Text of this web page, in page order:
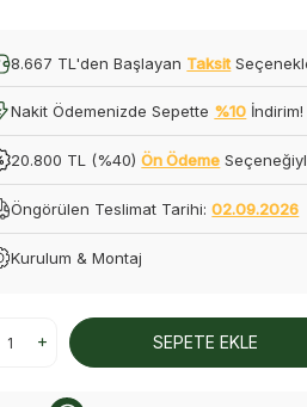
8.667 TL'den Başlayan Taksit
Nakit Ödemenizde Sepette %10 İndirim!
20.800 TL (%40)Ön Ödeme
Öngörülen Teslimat Tarihi:02.09.2026
Kurulum & Montaj
SEPETE EKLE